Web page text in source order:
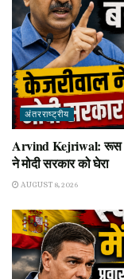
अंतरराष्ट्रीय
Arvind Kejriwal: रूस
ने मोदी सरकार को घेरा
AUGUST 8, 2026